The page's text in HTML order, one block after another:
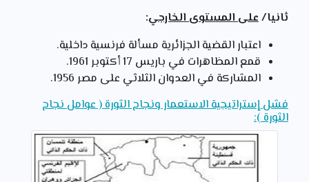
ثانيا/على المستوى الخارجي:
اعتبار القضية الجزائرية مسألة فرنسية داخلية.
قمع المظاهرات في باريس 17 أكتوبر 1961.
المشاركة في العدوان الثلاثي على مصر 1956.
فشل إستراتيجية الاستعمار ونجاح الثورة ( عوامل نجاح
الثورة ):